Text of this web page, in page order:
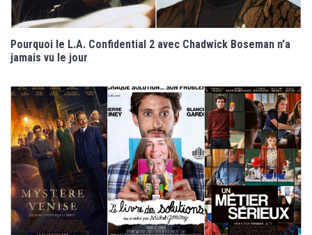
Pourquoi le L.A. Confidential 2 avec Chadwick Boseman n’a
jamais vu le jour